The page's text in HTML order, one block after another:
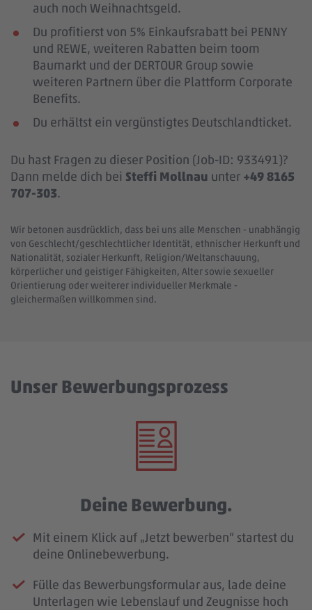
auch noch Weihnachtsgeld.
Du profitierst von 5% Einkaufsrabatt bei PENNY
und REWE, weiteren Rabatten beim toom
Baumarkt und der DERTOUR Group sowie
weiteren Partnern über die Plattform Corporate
Benefits.
Du erhältst ein vergünstigtes Deutschlandticket.
Du hast Fragen zu dieser Position (Job-ID: 933491)?
Dann melde dich bei Steffi Mollnau unter +49 8165
707-303.
Wir betonen ausdrücklich, dass bei uns alle Menschen - unabhängig
von Geschlecht/geschlechtlicher Identität, ethnischer Herkunft und
Nationalität, sozialer Herkunft, Religion/Weltanschauung,
körperlicher und geistiger Fähigkeiten, Alter sowie sexueller
Orientierung oder weiterer individueller Merkmale -
gleichermaßen willkommen sind.
Unser Bewerbungsprozess
Deine Bewerbung.
Mit einem Klick auf „Jetzt bewerben“ startest du
deine Onlinebewerbung.
Fülle das Bewerbungsformular aus, lade deine
Unterlagen wie Lebenslauf und Zeugnisse hoch